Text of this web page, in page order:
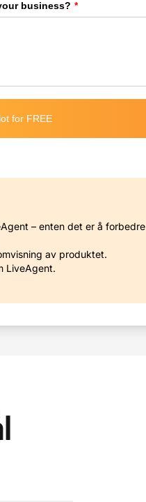
– enten det er å forbedre
av produktet.
LiveAgent.